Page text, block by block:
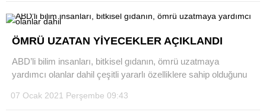
ÖMRÜ UZATAN YİYECEKLER AÇIKLANDI
ABD’li bilim insanları, bitkisel gıdanın, ömrü uzatmaya
yardımcı olanlar dahil çeşitli yararlı özelliklere sahip olduğunu
07 Ocak 2021 Perşembe 09:43